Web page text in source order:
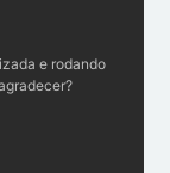
e rodando